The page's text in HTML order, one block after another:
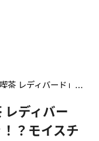
スチャーママに癒やされる“重食”喫茶『オモウマい店』
ディバー
？モイスチ